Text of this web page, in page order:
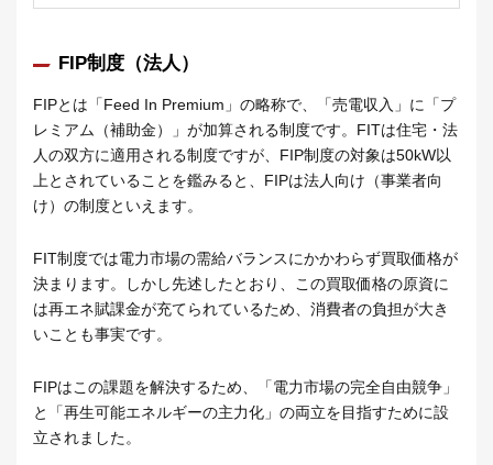
FIP制度（法人）
FIPとは「Feed In Premium」の略称で、「売電収入」に「プ
レミアム（補助金）」が加算される制度です。FITは住宅・法
人の双方に適用される制度ですが、FIP制度の対象は50kW以
上とされていることを鑑みると、FIPは法人向け（事業者向
け）の制度といえます。
FIT制度では電力市場の需給バランスにかかわらず買取価格が
決まります。しかし先述したとおり、この買取価格の原資に
は再エネ賦課金が充てられているため、消費者の負担が大き
いことも事実です。
FIPはこの課題を解決するため、「電力市場の完全自由競争」
と「再生可能エネルギーの主力化」の両立を目指すために設
立されました。